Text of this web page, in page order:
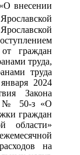
внесении
граждан
труда,
труда
2024
Закона
№ 50-з «О
граждан
области»
на